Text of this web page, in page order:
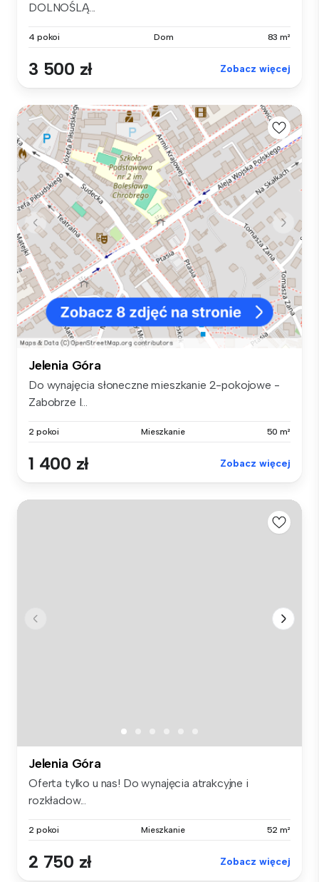
DOLNOŚLĄ...
4 pokoi Dom 83 m²
3 500 zł Zobacz więcej
Jelenia Góra
Do wynajęcia słoneczne mieszkanie 2-pokojowe -
Zabobrze I...
2 pokoi Mieszkanie 50 m²
1 400 zł Zobacz więcej
Jelenia Góra
Oferta tylko u nas! Do wynajęcia atrakcyjne i
rozkładow...
2 pokoi Mieszkanie 52 m²
2 750 zł Zobacz więcej